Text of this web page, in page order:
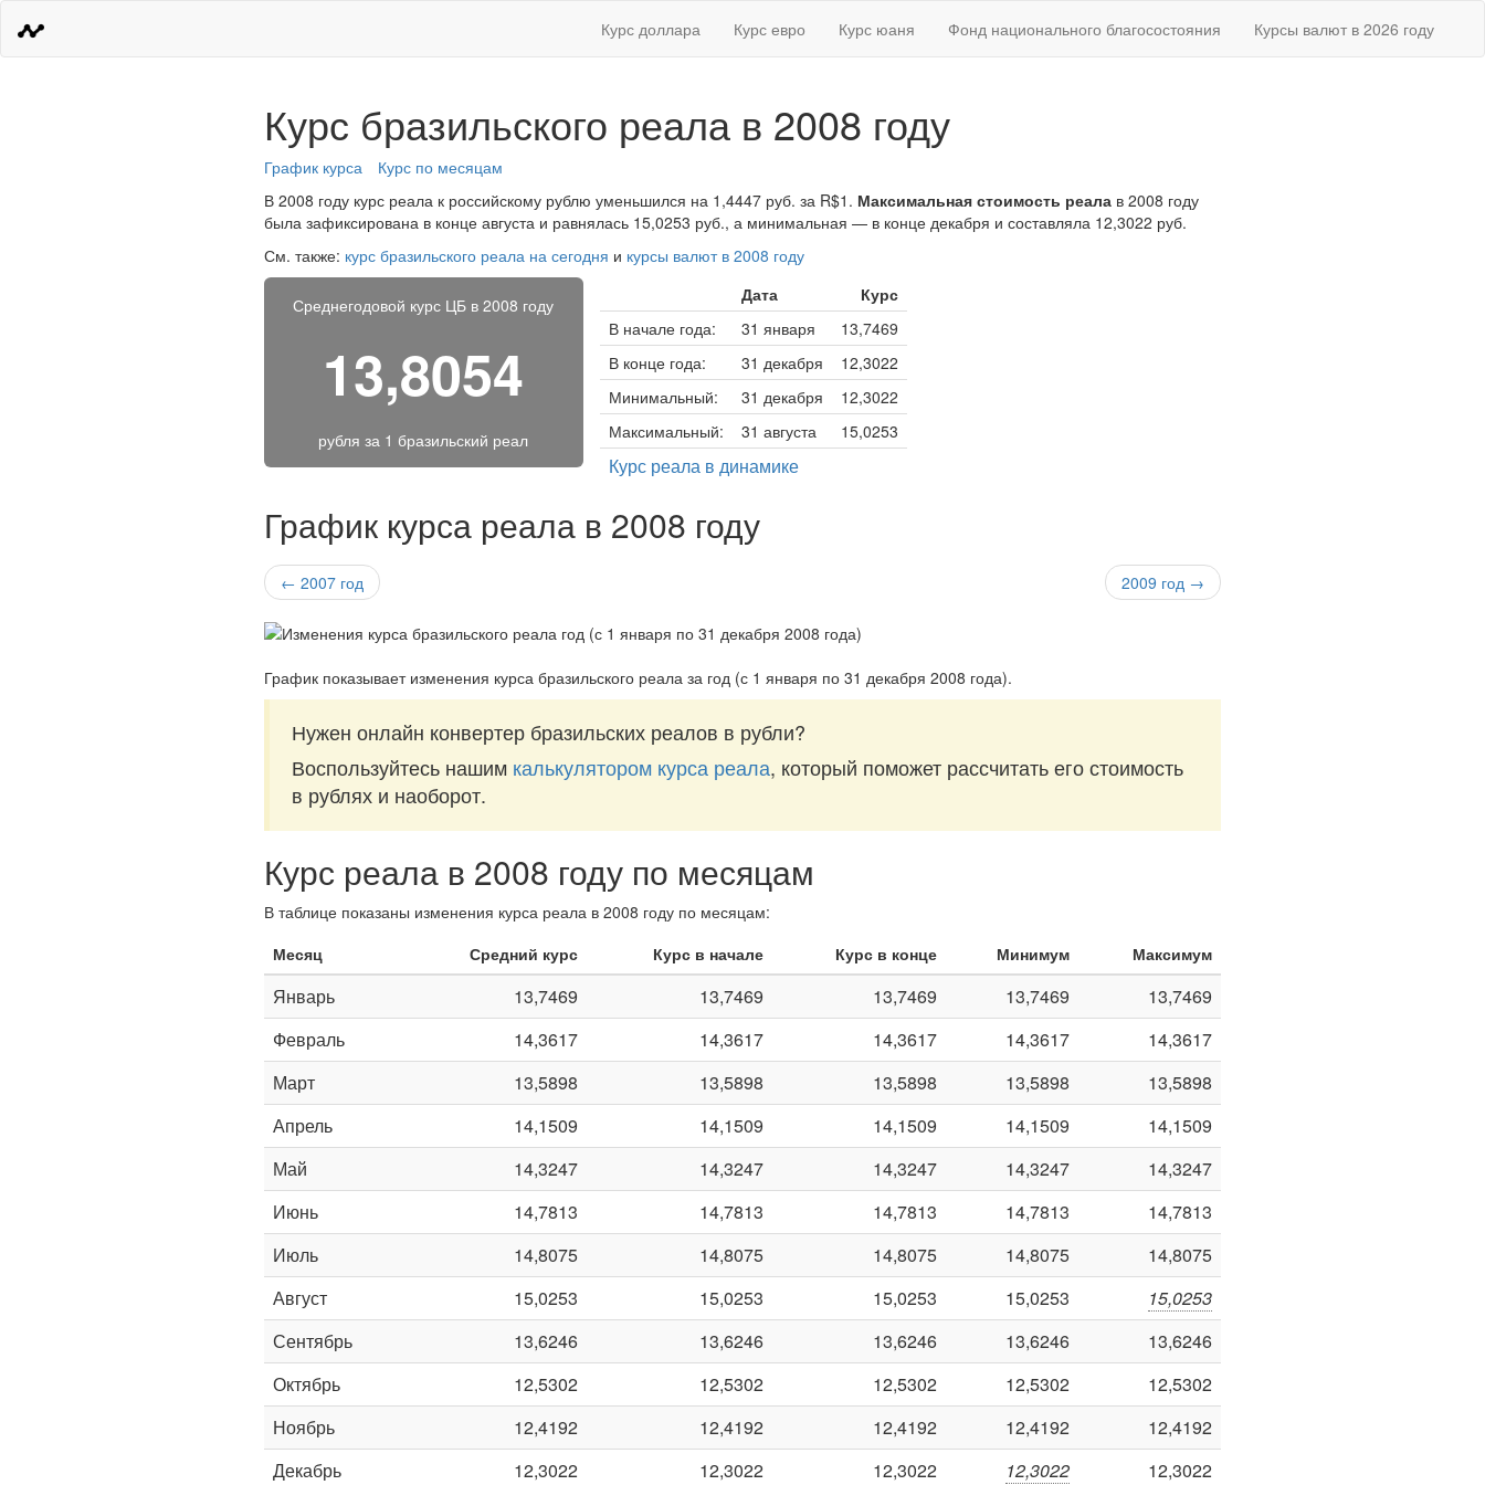
Курс доллара Курс евро Курс юаня Фонд национального благосостояния Курсы валют в 2026 году
Курс бразильского реала в 2008 году
График курса
Курс по месяцам
В 2008 году курс реала к российскому рублю уменьшился на 1,4447 руб. за R$1. Максимальная стоимость реала в 2008 году
была зафиксирована в конце августа и равнялась 15,0253 руб., а минимальная — в конце декабря и составляла 12,3022 руб.
См. также: курс бразильского реала на сегодня и курсы валют в 2008 году
Среднегодовой курс ЦБ в 2008 году
13,8054
рубля за 1 бразильский реал
Дата
Курс
В начале года:
31 января
13,7469
В конце года:
31 декабря
12,3022
Минимальный:
31 декабря
12,3022
Максимальный:
31 августа 15,0253
Курс реала в динамике
График курса реала в 2008 году
← 2007 год 2009 год →
График показывает изменения курса бразильского реала за год (с 1 января по 31 декабря 2008 года).
Нужен онлайн конвертер бразильских реалов в рубли?
Воспользуйтесь нашим калькулятором курса реала, который поможет рассчитать его стоимость
в рублях и наоборот.
Курс реала в 2008 году по месяцам
В таблице показаны изменения курса реала в 2008 году по месяцам:
Месяц
Средний курс Курс в начале Курс в конце Минимум Максимум
Январь 13,7469 13,7469 13,7469 13,7469
13,7469
Февраль
14,3617 14,3617 14,3617 14,3617
14,3617
Март
13,5898 13,5898 13,5898 13,5898
13,5898
Апрель
14,1509 14,1509 14,1509 14,1509
14,1509
Май
14,3247 14,3247 14,3247 14,3247
14,3247
Июнь
14,7813 14,7813 14,7813 14,7813
14,7813
Июль
14,8075 14,8075 14,8075 14,8075
14,8075
Август
15,0253 15,0253 15,0253 15,0253
15,0253
Сентябрь
13,6246 13,6246 13,6246 13,6246
13,6246
Октябрь
12,5302 12,5302 12,5302 12,5302
12,5302
Ноябрь
12,4192 12,4192 12,4192 12,4192
12,4192
Декабрь
12,3022 12,3022 12,3022 12,3022 12,3022